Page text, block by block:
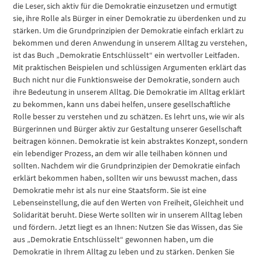
die Leser, sich aktiv für die Demokratie einzusetzen und ermutigt
sie, ihre Rolle als Bürger in einer Demokratie zu überdenken und zu
stärken. Um die Grundprinzipien der Demokratie einfach erklärt zu
bekommen und deren Anwendung in unserem Alltag zu verstehen,
ist das Buch „Demokratie Entschlüsselt“ ein wertvoller Leitfaden.
Mit praktischen Beispielen und schlüssigen Argumenten erklärt das
Buch nicht nur die Funktionsweise der Demokratie, sondern auch
ihre Bedeutung in unserem Alltag. Die Demokratie im Alltag erklärt
zu bekommen, kann uns dabei helfen, unsere gesellschaftliche
Rolle besser zu verstehen und zu schätzen. Es lehrt uns, wie wir als
Bürgerinnen und Bürger aktiv zur Gestaltung unserer Gesellschaft
beitragen können. Demokratie ist kein abstraktes Konzept, sondern
ein lebendiger Prozess, an dem wir alle teilhaben können und
sollten. Nachdem wir die Grundprinzipien der Demokratie einfach
erklärt bekommen haben, sollten wir uns bewusst machen, dass
Demokratie mehr ist als nur eine Staatsform. Sie ist eine
Lebenseinstellung, die auf den Werten von Freiheit, Gleichheit und
Solidarität beruht. Diese Werte sollten wir in unserem Alltag leben
und fördern. Jetzt liegt es an Ihnen: Nutzen Sie das Wissen, das Sie
aus „Demokratie Entschlüsselt“ gewonnen haben, um die
Demokratie in Ihrem Alltag zu leben und zu stärken. Denken Sie